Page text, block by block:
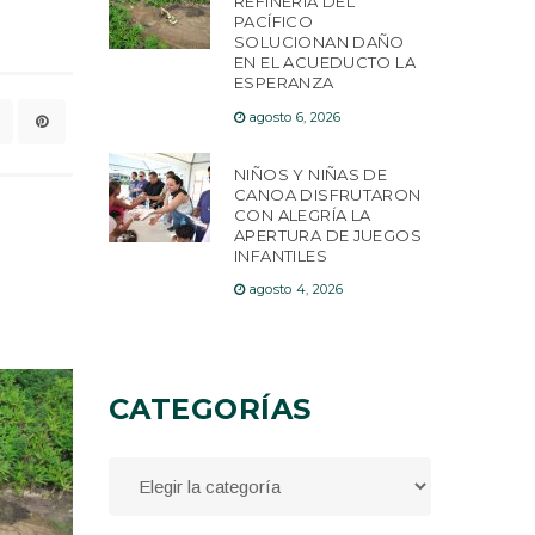
PACÍFICO
SOLUCIONAN DAÑO
EN EL ACUEDUCTO LA
ESPERANZA
agosto 6, 2026
NIÑOS Y NIÑAS DE
CANOA DISFRUTARON
CON ALEGRÍA LA
APERTURA DE JUEGOS
INFANTILES
agosto 4, 2026
CATEGORÍAS